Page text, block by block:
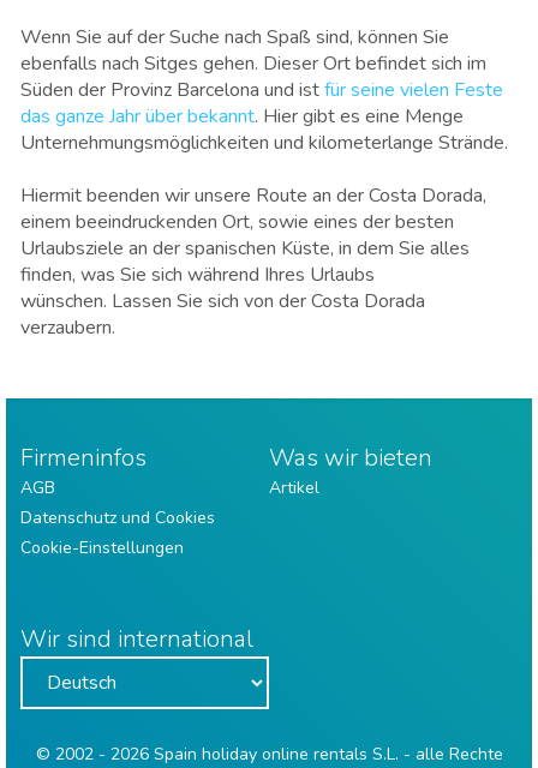
Wenn Sie auf der Suche nach Spaß sind, können Sie
ebenfalls nach Sitges gehen. Dieser Ort befindet sich im
Süden der Provinz Barcelona und istfür seine vielen Feste
das ganze Jahr über bekannt. Hier gibt es eine Menge
Unternehmungsmöglichkeiten und kilometerlange Strände.
Hiermit beenden wir unsere Route an der Costa Dorada,
einem beeindruckenden Ort, sowie eines der besten
Urlaubsziele an der spanischen Küste, in dem Sie alles
finden, was Sie sich während Ihres Urlaubs
wünschen. Lassen Sie sich von der Costa Dorada
verzaubern.
Firmeninfos
AGB
Datenschutz und Cookies
Cookie-Einstellungen
Was wir bieten
Artikel
Wir sind international
© 2002 - 2026 Spain holiday online rentals S.L. - alle Rechte